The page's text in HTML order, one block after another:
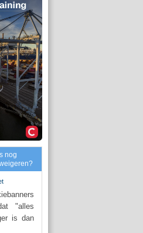
nog
"alles
is dan